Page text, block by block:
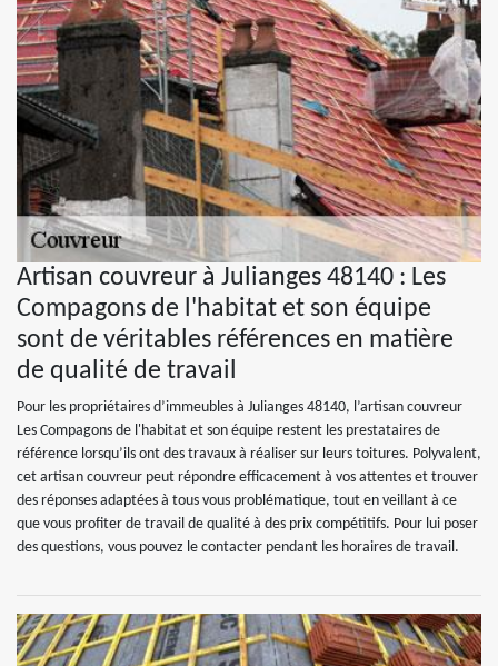
Artisan couvreur à Julianges 48140 : Les
Compagons de l'habitat et son équipe
sont de véritables références en matière
de qualité de travail
Pour les propriétaires d’immeubles à Julianges 48140, l’artisan couvreur
Les Compagons de l'habitat et son équipe restent les prestataires de
référence lorsqu’ils ont des travaux à réaliser sur leurs toitures. Polyvalent,
cet artisan couvreur peut répondre efficacement à vos attentes et trouver
des réponses adaptées à tous vous problématique, tout en veillant à ce
que vous profiter de travail de qualité à des prix compétitifs. Pour lui poser
des questions, vous pouvez le contacter pendant les horaires de travail.